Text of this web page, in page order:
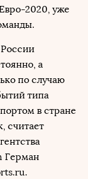
2020, уже
а
по случаю
типа
в стране
считает
Герман